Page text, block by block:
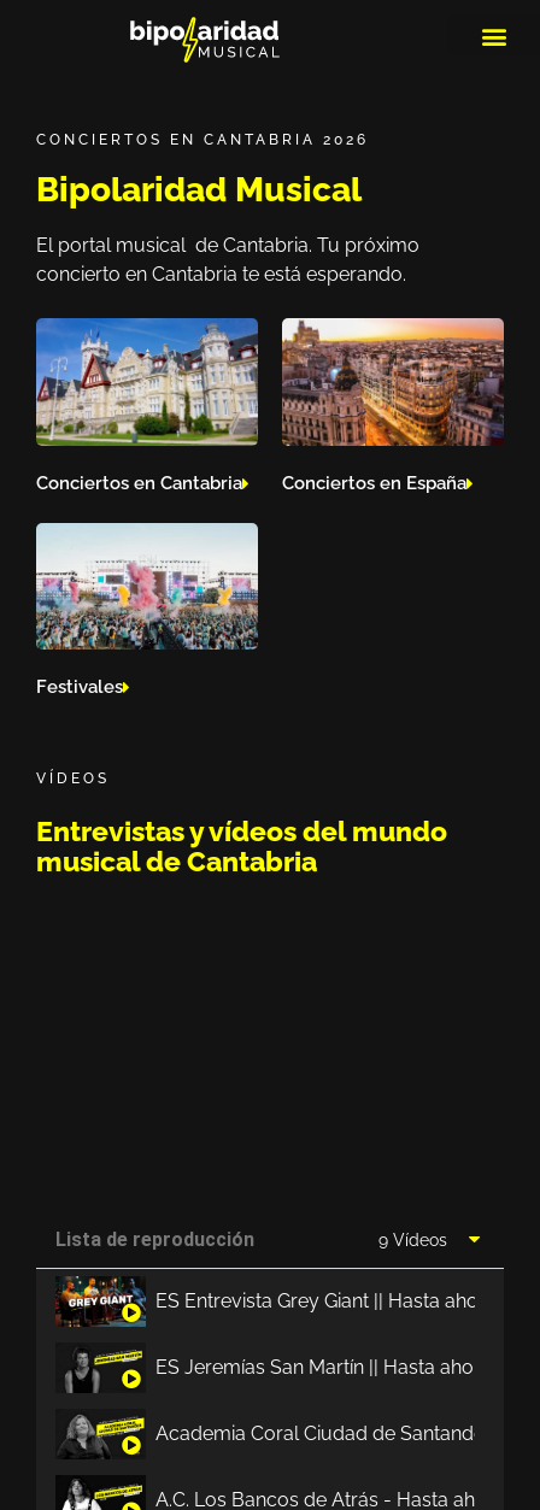
CONCIERTOS EN CANTABRIA 2026
Bipolaridad Musical
El portal musical de Cantabria. Tu próximo
concierto en Cantabria te está esperando.
Conciertos en Cantabria Conciertos en España
Festivales
VÍDEOS
Entrevistas y vídeos del mundo
musical de Cantabria
Lista de reproducción 9 Vídeos
ES Entrevista Grey Giant || Hasta ahora
ES Jeremías San Martín || Hasta ahora no
Academia Coral Ciudad de Santander ||
A.C. Los Bancos de Atrás - Hasta ahora no